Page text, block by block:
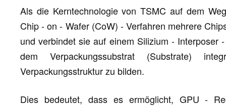
Als die Kerntechnologie von TSMC auf dem
Chip - on - Wafer (CoW) - Verfahren mehrere
und verbindet sie auf einem Silizium - Interposer
dem Verpackungssubstrat (Substrate)
Verpackungsstruktur zu bilden.
Dies bedeutet, dass es ermöglicht, GPU -